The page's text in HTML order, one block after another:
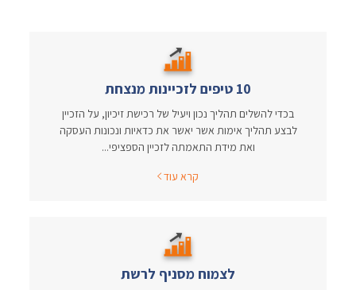
10 טיפים לזכיינות מנצחת
בכדי להשלים תהליך נכון ויעיל של רכישת זיכיון, על הזכיין
לבצע תהליך אימות אשר יאשר את כדאיות ונכונות העסקה
ואת מידת התאמתה לזכיין הספציפי...
קרא עוד
לצמוח מסניף לרשת